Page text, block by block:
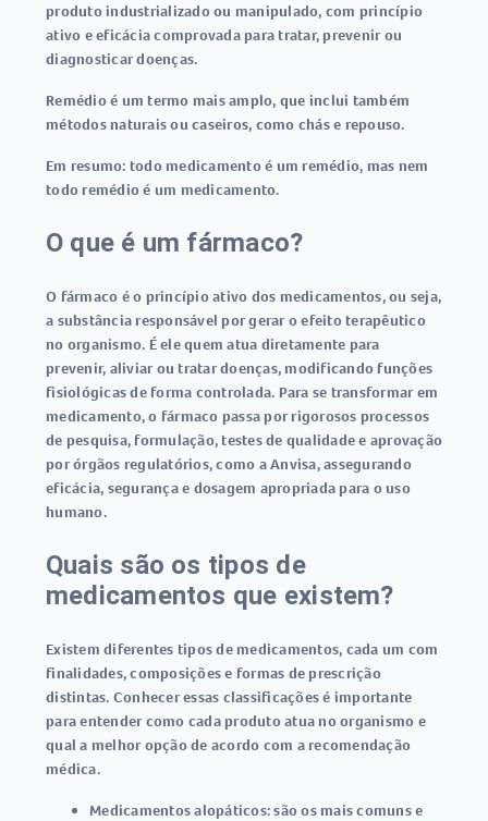
produto industrializado ou manipulado, com princípio
ativo e eficácia comprovada para tratar, prevenir ou
diagnosticar doenças.
Remédioé um termo mais amplo, que inclui também
métodos naturais ou caseiros, como chás e repouso.
Em resumo: todo medicamento é um remédio, mas nem
todo remédio é um medicamento.
O que é um fármaco?
O fármaco é o princípio ativo dos medicamentos, ou seja,
a substância responsável por gerar o efeito terapêutico
no organismo. É ele quem atua diretamente para
prevenir, aliviar ou tratar doenças, modificando funções
fisiológicas de forma controlada. Para se transformar em
medicamento, o fármaco passa por rigorosos processos
de pesquisa, formulação, testes de qualidade e aprovação
por órgãos regulatórios, como aAnvisa, assegurando
eficácia, segurança e dosagem apropriada para o uso
humano.
Quais são os tipos de
medicamentos que existem?
Existem diferentes tipos de medicamentos, cada um com
finalidades, composições e formas de prescrição
distintas. Conhecer essas classificações é importante
para entender como cada produto atua no organismo e
qual a melhor opção de acordo com a recomendação
médica.
Medicamentos alopáticos:são os mais comuns e